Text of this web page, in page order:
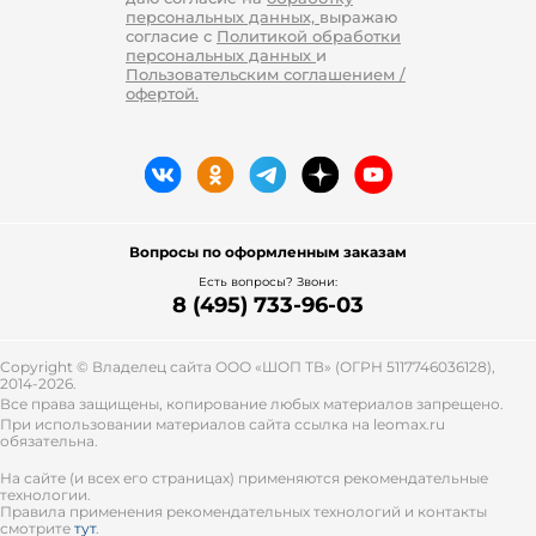
изделие из непромокаемой,
ветрозащитной ткани с
небольшим количеством
наполнителя.
практичны и удобны в носке. Это —
шерсть, кашемир, хлопок, вискоза,
Благодаря составу из смешанного
полотна такие модели стоят недорого.
Демисезонные пальто могут быть как
стильными узорами.
Зимнее пальто рассчитано на погоду от
-5 и ниже. Они легкие, теплые,
неприхотливые в уходе. Это:
С утеплителем — оно может быть
натуральным мехом норки, лисы
персональных данных, выражаю
согласие с Политикой обработки
персональных данных и
Пользовательским соглашением /
офертой.
Вопросы по оформленным заказам
Есть вопросы? Звони:
8 (495) 733-96-03
Copyright © Владелец сайта ООО «ШОП ТВ» (ОГРН 5117746036128),
2014-2026.
Все права защищены, копирование любых материалов запрещено.
При использовании материалов сайта ссылка на leomax.ru
обязательна.
На сайте (и всех его страницах) применяются рекомендательные
технологии.
Правила применения рекомендательных технологий и контакты
смотрите тут.